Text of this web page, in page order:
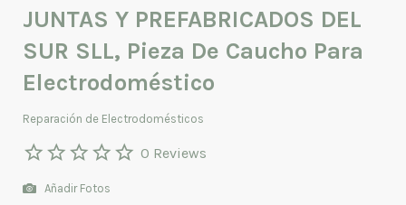
JUNTAS Y PREFABRICADOS DEL
SUR SLL, Pieza De Caucho Para
Electrodoméstico
Reparación de Electrodomésticos
0 Reviews
Añadir Fotos